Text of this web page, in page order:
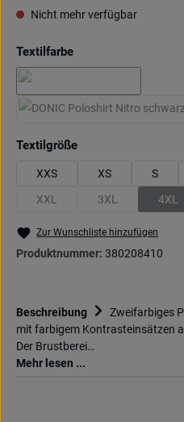
Nicht mehr verfügbar
Textilfarbeauswählen
Textilgrößeauswählen
XXS XS S
XXL
(Diese Option ist zurzeit nicht
3XL
(Diese Option ist
4XL
Zur Wunschliste hinzufügen
Produktnummer: 380208410
Beschreibung
Zweifarbiges
mit farbigem Kontrasteinsätzen
Der Brustberei…
Mehr lesen ...